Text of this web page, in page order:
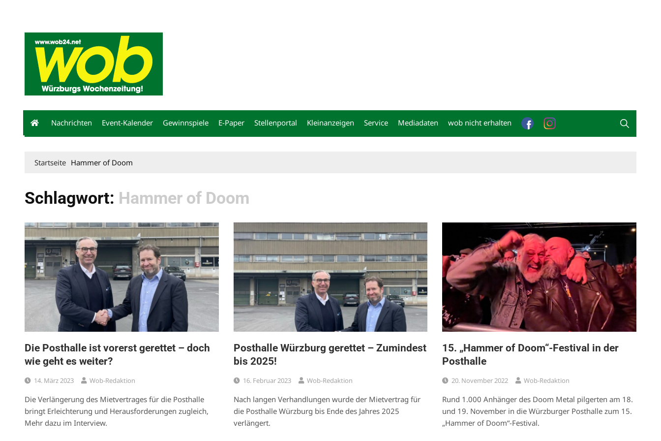
Nachrichten Event-Kalender Gewinnspiele E-Paper Stellenportal Kleinanzeigen Service Mediadaten wob nicht erhalten
Startseite Hammer of Doom
Schlagwort: Hammer of Doom
Die Posthalle ist vorerst gerettet – doch
wie geht es weiter?
14. März 2023 Wob-Redaktion
Die Verlängerung des Mietvertrages für die Posthalle
bringt Erleichterung und Herausforderungen zugleich,
Mehr dazu im Interview.
Posthalle Würzburg gerettet – Zumindest
bis 2025!
16. Februar 2023 Wob-Redaktion
Nach langen Verhandlungen wurde der Mietvertrag für
die Posthalle Würzburg bis Ende des Jahres 2025
verlängert.
15. „Hammer of Doom“-Festival in der
Posthalle
20. November 2022 Wob-Redaktion
Rund 1.000 Anhänger des Doom Metal pilgerten am 18.
und 19. November in die Würzburger Posthalle zum 15.
„Hammer of Doom“-Festival.